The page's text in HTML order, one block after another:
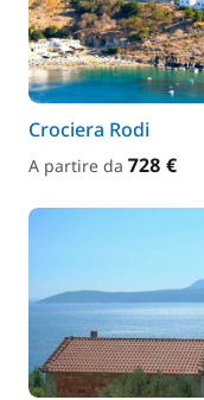
Crociera Rodi
A partire da 728 €